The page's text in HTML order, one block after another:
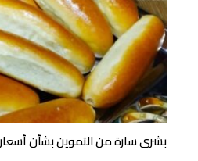
بشرى سارة من التموين بشأن